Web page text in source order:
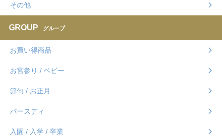
その他
GROUP グループ
お買い得商品
お宮参り / ベビー
節句 / お正月
バースディ
入園 / 入学 / 卒業